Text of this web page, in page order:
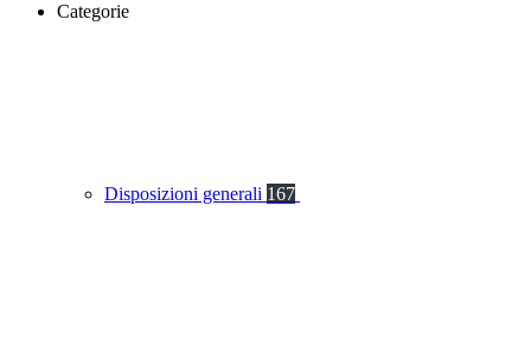
Categorie
Disposizioni generali 167